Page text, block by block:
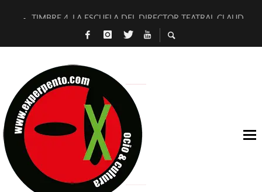
TIMBRE 4, LA ESCUELA DEL DIRECTOR TEATRAL CLAUDIO
30 AÑOS (NO ES NADA) DE LA KATARSIS DEL TOMATAZO
D’BALDOMEROS REINVENTAN [BITÁCORA 3.0] EN EXVITA
MARSHALL FLASH PRESENTA EN EXVITA [RELATIVA
JOFRE BARDAGÍ EN EXVITA INTERPRETANDO A SERRAT
YORCH PRESENTA [CURSO DE ARMONÍA PERSECUTORIA]
MAGALÍ SARE NOS EXPLICA [DESCASADA]
«NO TENGO PUTOS SUEÑOS»